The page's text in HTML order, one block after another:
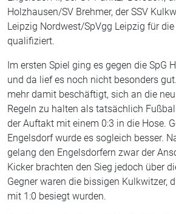
Holzhausen/SV Brehmer, der SSV
Leipzig Nordwest/SpVgg Leipzig für
qualifiziert.
Im ersten Spiel ging es gegen die SpG
und da lief es noch nicht besonders
mehr damit beschäftigt, sich an die
Regeln zu halten als tatsächlich
der Auftakt mit einem 0:3 in die Hose.
Engelsdorf wurde es sogleich besser.
gelang den Engelsdorfern zwar der
Kicker brachten den Sieg jedoch über
Gegner waren die bissigen Kulkwitzer,
mit 1:0 besiegt wurden.